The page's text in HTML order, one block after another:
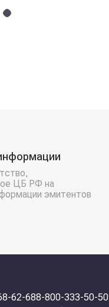
ЦБ РФ на
эмитентов
62-688-800-333-50-50